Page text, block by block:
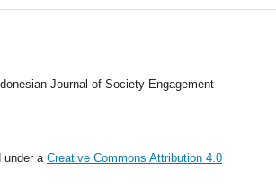
Journal of Society Engagement
under a Creative Commons Attribution 4.0